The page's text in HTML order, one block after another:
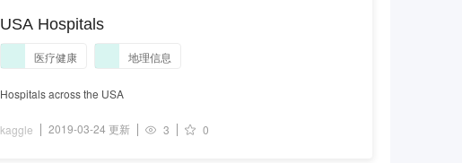
USA Hospitals
医疗健康 地理信息
Hospitals across the USA
kaggle 2019-03-24 更新 3 0